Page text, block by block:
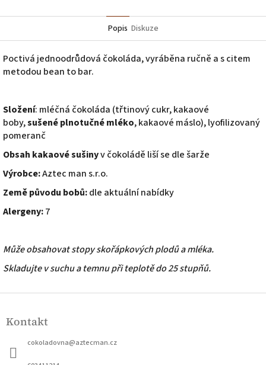
Popis Diskuze
Poctivá jednoodrůdová čokoláda, vyráběna ručně a s citem
metodou bean to bar.
Složení: mléčná čokoláda (třtinový cukr, kakaové
boby,sušené plnotučné mléko, kakaové máslo), lyofilizovaný
pomeranč
Obsah kakaové sušinyv čokoládě liší se dle šarže
Výrobce:Aztec man s.r.o.
Země původu bobů:dle aktuální nabídky
Alergeny:7
Může obsahovat stopy skořápkových plodů a mléka.
Skladujte v suchu a temnu při teplotě do 25 stupňů.
pKontakt
cokoladovna@aztecman.cz